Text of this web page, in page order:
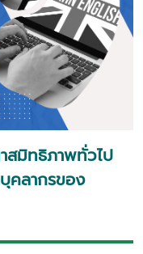
สมิทธิภาพทั่วไป
คลากรของ